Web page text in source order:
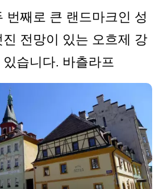
번째로 큰 랜드마크인 성
전망이 있는 오흐제 강
습니다. 바츨라프